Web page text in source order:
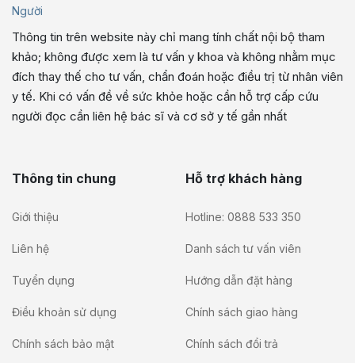
Người
Thông tin trên website này chỉ mang tính chất nội bộ tham
khảo; không được xem là tư vấn y khoa và không nhằm mục
đích thay thế cho tư vấn, chẩn đoán hoặc điều trị từ nhân viên
y tế. Khi có vấn đề về sức khỏe hoặc cần hỗ trợ cấp cứu
người đọc cần liên hệ bác sĩ và cơ sở y tế gần nhất
Thông tin chung
Giới thiệu
Liên hệ
Tuyển dụng
Điều khoản sử dụng
Chính sách bảo mật
Hỗ trợ khách hàng
Hotline: 0888 533 350
Danh sách tư vấn viên
Hướng dẫn đặt hàng
Chính sách giao hàng
Chính sách đổi trả